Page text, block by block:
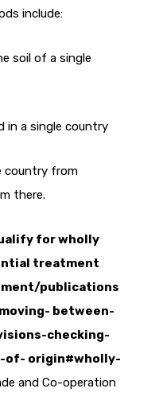
include:
of a single
a single country
from
there.
for wholly
treatment
publications
between-
checking-
of- origin#wholly-
and Co-operation